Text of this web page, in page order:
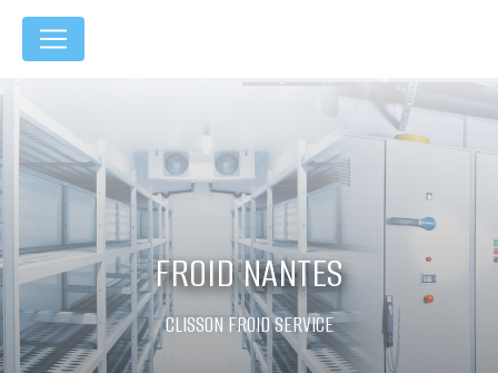
FROID NANTES
CLISSON FROID SERVICE
Panneau de gestion des cookies